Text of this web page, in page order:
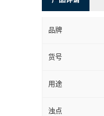
品牌
货号
用途
浊点